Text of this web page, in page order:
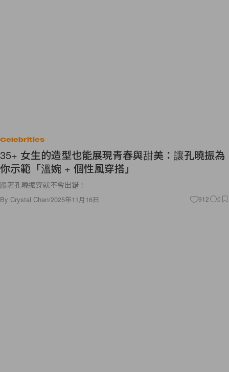
Celebrities
35+ 女生的造型也能展現青春與甜美：讓孔曉振為
你示範「溫婉 + 個性風穿搭」
跟著孔曉振穿就不會出錯！
By Crystal Chan/2025年11月16日 912 0